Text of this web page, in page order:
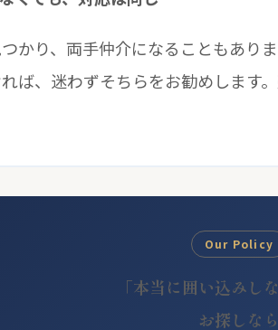
かり、両手仲介になることもありま
ば、迷わずそちらをお勧めします。
Our Policy
「本当に囲い込みし
お探しなら